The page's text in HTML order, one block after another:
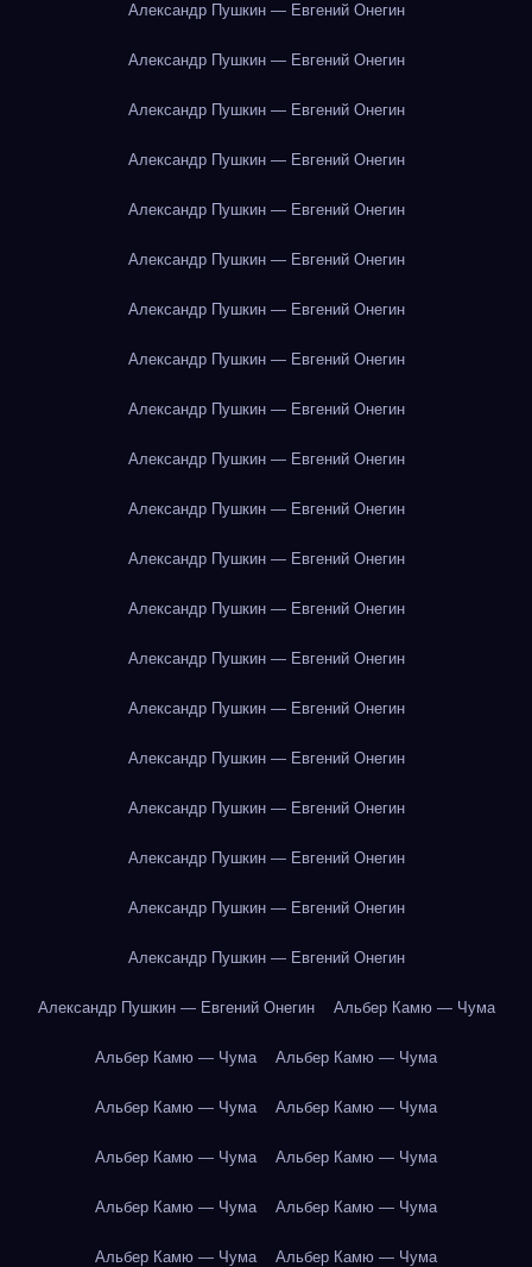
Александр Пушкин — Евгений Онегин
Александр Пушкин — Евгений Онегин
Александр Пушкин — Евгений Онегин
Александр Пушкин — Евгений Онегин
Александр Пушкин — Евгений Онегин
Александр Пушкин — Евгений Онегин
Александр Пушкин — Евгений Онегин
Александр Пушкин — Евгений Онегин
Александр Пушкин — Евгений Онегин
Александр Пушкин — Евгений Онегин
Александр Пушкин — Евгений Онегин
Александр Пушкин — Евгений Онегин
Александр Пушкин — Евгений Онегин
Александр Пушкин — Евгений Онегин
Александр Пушкин — Евгений Онегин
Александр Пушкин — Евгений Онегин
Александр Пушкин — Евгений Онегин
Александр Пушкин — Евгений Онегин
Александр Пушкин — Евгений Онегин
Александр Пушкин — Евгений Онегин
Александр Пушкин — Евгений Онегин Альбер Камю — Чума
Альбер Камю — Чума Альбер Камю — Чума
Альбер Камю — Чума Альбер Камю — Чума
Альбер Камю — Чума Альбер Камю — Чума
Альбер Камю — Чума Альбер Камю — Чума
Альбер Камю — Чума Альбер Камю — Чума